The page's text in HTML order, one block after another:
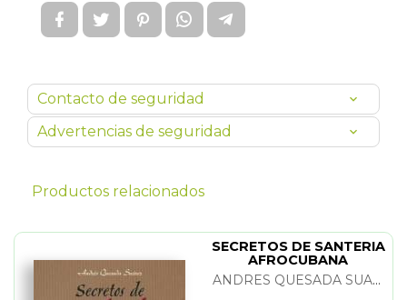
Contacto de seguridad
Advertencias de seguridad
Productos relacionados
SECRETOS DE SANTERIA
AFROCUBANA
ANDRES QUESADA SUAREZ